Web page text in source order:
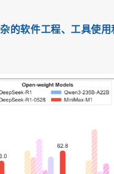
的软件工程、工具使